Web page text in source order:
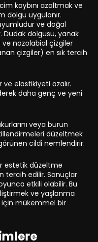
kaybını azaltmak ve
dolgu uygulanır.
ve doğal
dolgusu, yanak
nazolabial çizgiler
çizgiler) en sık tercih
ve elastikiyeti azalır.
daha genç ve yeni
veya burun
düzeltmek
cildi nemlendirir.
estetik düzeltme
tercih edilir. Sonuçlar
etkili olabilir. Bu
ve yaşlanma
mükemmel bir